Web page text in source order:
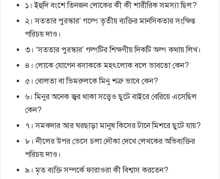
১। ইহুদি বংশে তিনজন লােকের কী কী শারীরিক সমস্যা ছিল?
২। সততার পুরস্কার’ গল্পে তৃতীয় ব্যক্তির মানসিকতার সংক্ষিপ্ত
পরিচয় দাও।
৩। ‘সততার পুরস্কার’ গল্পটির শিক্ষণীয় দিকটি অল্প কথায় লিখ।
৪। লােকে যােগেন বসাককে মহৎলােক বলে ভাবতাে কেন?
৫। বােলতা বা ভিমরুলকে মিনু শত্রু ভাবে কেন?
৬। মিনুর অনেক জ্বর থাকা সত্ত্বেও ছুটে বাইরে বেরিয়ে এসেছিল
কেন?
৭। সমঝদার আর ঘরছাড়া মানুষ কিসের টানে মিশরে ছুটে যায়?
৮। নীলের উপর ভেসে চলা নৌকা দেখে লেখকের অভিব্যক্তির
পরিচয় দাও।
৯। মৃত ব্যক্তি সম্পর্কে ফারাওরা কী বিশ্বাস করতেন?